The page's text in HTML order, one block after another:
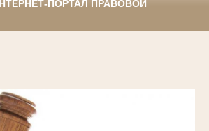
ПОРТАЛ ПРАВОВОЙ